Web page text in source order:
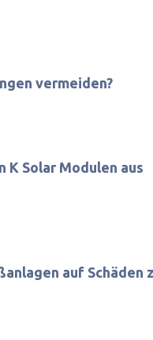
vermeiden?
K Solar Modulen aus
auf Schäden